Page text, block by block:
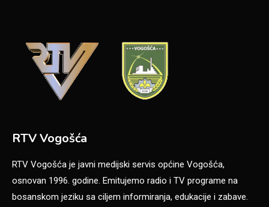
RTV Vogošća
RTV Vogošća je javni medijski servis općine Vogošća,
osnovan 1996. godine. Emitujemo radio i TV programe na
bosanskom jeziku sa ciljem informiranja, edukacije i zabave.